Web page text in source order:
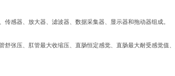
感器、放大器、滤波器、数据采集器、显示器和拖动器组成。
舒张压、肛管最大收缩压、直肠恒定感觉、直肠最大耐受感觉值、